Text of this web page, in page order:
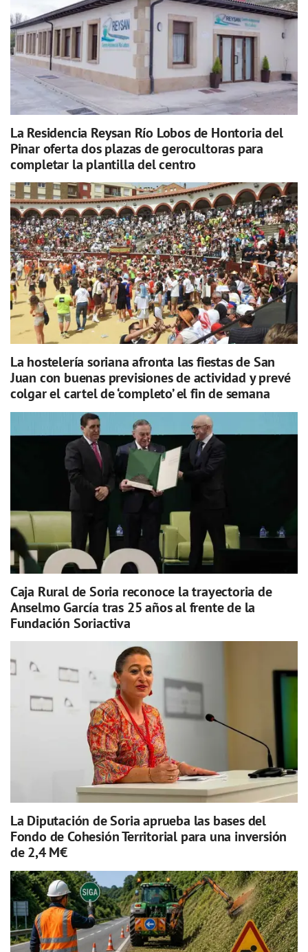
La Residencia Reysan Río Lobos de Hontoria del
Pinar oferta dos plazas de gerocultoras para
completar la plantilla del centro
La hostelería soriana afronta las fiestas de San
Juan con buenas previsiones de actividad y prevé
colgar el cartel de ‘completo’ el fin de semana
Caja Rural de Soria reconoce la trayectoria de
Anselmo García tras 25 años al frente de la
Fundación Soriactiva
La Diputación de Soria aprueba las bases del
Fondo de Cohesión Territorial para una inversión
de 2,4 M€